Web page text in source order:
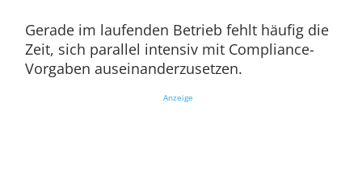
Gerade im laufenden Betrieb fehlt häufig die
Zeit, sich parallel intensiv mit Compliance-
Vorgaben auseinanderzusetzen.
Anzeige